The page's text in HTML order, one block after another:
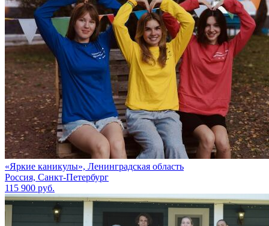
«Яркие каникулы», Ленинградская область
Россия, Санкт-Петербург
115 900 руб.